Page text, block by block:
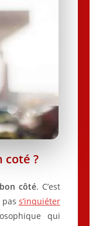
coté ?
côté. C’est
s’inquiéter
qui